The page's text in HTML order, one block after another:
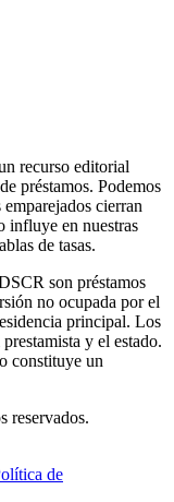
recurso editorial
préstamos. Podemos
cierran
influye en nuestras
de tasas.
son préstamos
no ocupada por el
principal. Los
y el estado.
constituye un
reservados.
de